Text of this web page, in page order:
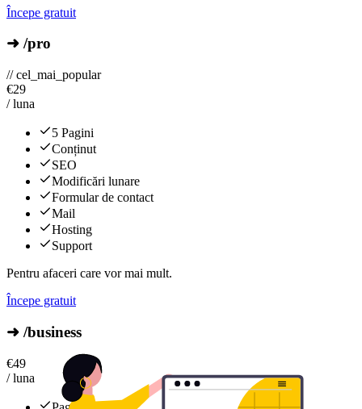
Începe gratuit
➜ /pro
// cel_mai_popular
€29
/ luna
5 Pagini
Conținut
SEO
Modificări lunare
Formular de contact
Mail
Hosting
Support
Pentru afaceri care vor mai mult.
Începe gratuit
➜ /business
€49
/ luna